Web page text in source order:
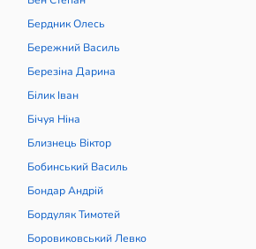
Бердник Олесь
Бережний Василь
Березіна Дарина
Білик Іван
Бічуя Ніна
Близнець Віктор
Бобинський Василь
Бондар Андрій
Бордуляк Тимотей
Боровиковський Левко
З
К
Я